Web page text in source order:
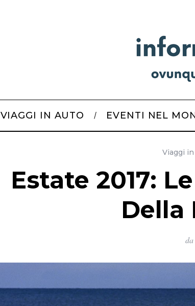
VIAGGI IN AUTO EVENTI NEL
Viaggi
Estate 2017:
Della
da